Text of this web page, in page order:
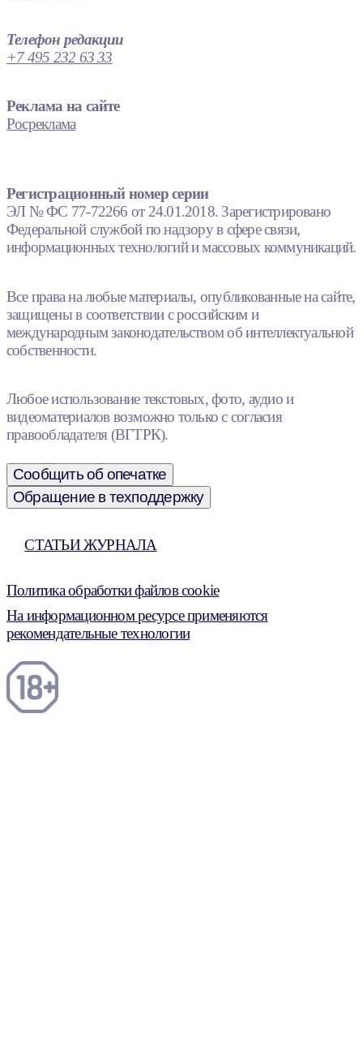
Телефон редакции
+7 495 232 63 33
Реклама на сайте
Росреклама
Регистрационный номер серии
ЭЛ № ФС 77-72266 от 24.01.2018. Зарегистрировано
Федеральной службой по надзору в сфере связи,
информационных технологий и массовых коммуникаций.
Все права на любые материалы, опубликованные на сайте,
защищены в соответствии с российским и
международным законодательством об интеллектуальной
собственности.
Любое использование текстовых, фото, аудио и
видеоматериалов возможно только с согласия
правообладателя (ВГТРК).
Сообщить об опечатке
Обращение в техподдержку
СТАТЬИ ЖУРНАЛА
Политика обработки файлов cookie
На информационном ресурсе применяются
рекомендательные технологии